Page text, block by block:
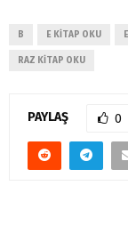
B E KITAP OKU
RAZ KITAP OKU
PAYLAŞ 0